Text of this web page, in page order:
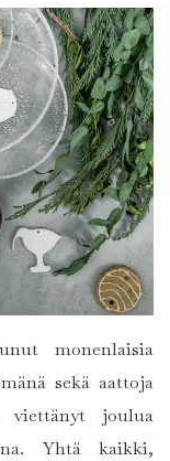
monenlaisia
sekä aattoja
viettänyt joulua
Yhtä kaikki,